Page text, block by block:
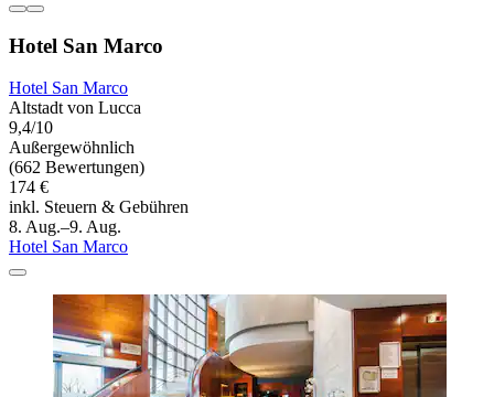
Hotel San Marco
Hotel San Marco
Altstadt von Lucca
9,4/10
Außergewöhnlich
(662 Bewertungen)
174 €
inkl. Steuern & Gebühren
8. Aug.–9. Aug.
Hotel San Marco